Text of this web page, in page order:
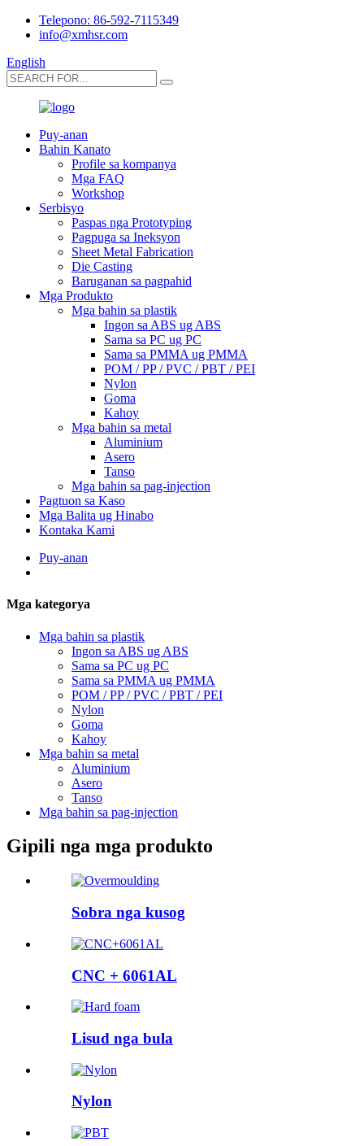
Telepono: 86-592-7115349
info@xmhsr.com
English
Puy-anan
Bahin Kanato
Profile sa kompanya
Mga FAQ
Workshop
Serbisyo
Paspas nga Prototyping
Pagpuga sa Ineksyon
Sheet Metal Fabrication
Die Casting
Baruganan sa pagpahid
Mga Produkto
Mga bahin sa plastik
Ingon sa ABS ug ABS
Sama sa PC ug PC
Sama sa PMMA ug PMMA
POM / PP / PVC / PBT / PEI
Nylon
Goma
Kahoy
Mga bahin sa metal
Aluminium
Asero
Tanso
Mga bahin sa pag-injection
Pagtuon sa Kaso
Mga Balita ug Hinabo
Kontaka Kami
Puy-anan
Mga kategorya
Mga bahin sa plastik
Ingon sa ABS ug ABS
Sama sa PC ug PC
Sama sa PMMA ug PMMA
POM / PP / PVC / PBT / PEI
Nylon
Goma
Kahoy
Mga bahin sa metal
Aluminium
Asero
Tanso
Mga bahin sa pag-injection
Gipili nga mga produkto
Sobra nga kusog
CNC + 6061AL
Lisud nga bula
Nylon